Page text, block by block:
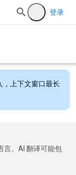
登录
，上下文窗口最长
言。AI 翻译可能包